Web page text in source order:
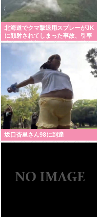
北海道でクマ撃退用スプレーがJK
に顔射されてしまった事故、引率
者が腰に装着していたものが枝に
坂口杏里さん98に到達